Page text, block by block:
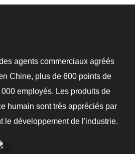
agents commerciaux agréés
Chine, plus de 600 points de
employés. Les produits de
humain sont très appréciés par
le développement de l'industrie.